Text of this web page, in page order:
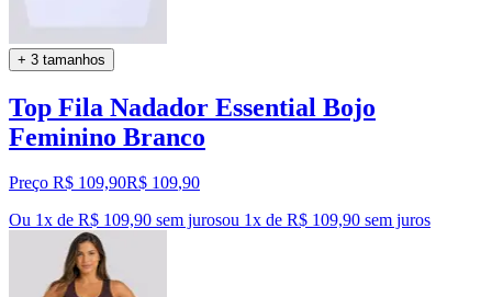
+ 3 tamanhos
Top Fila Nadador Essential Bojo
Feminino Branco
Preço R$ 109,90R$ 109,90
Ou 1x de R$ 109,90 sem jurosou 1x de R$ 109,90 sem juros